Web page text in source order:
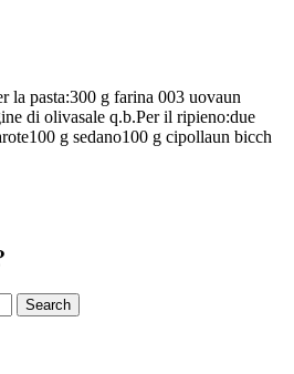
la pasta:300 g farina 003 uovaun
di olivasale q.b.Per il ripieno:due
g sedano100 g cipollaun bicch